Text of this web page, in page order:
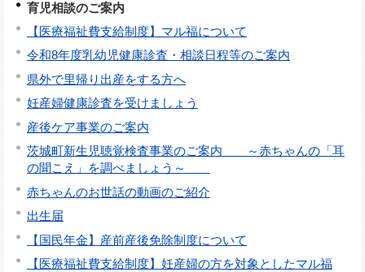
育児相談のご案内
【医療福祉費支給制度】マル福について
令和8年度乳幼児健康診査・相談日程等のご案内
県外で里帰り出産をする方へ
妊産婦健康診査を受けましょう
産後ケア事業のご案内
茨城町新生児聴覚検査事業のご案内 ～赤ちゃんの「耳
の聞こえ」を調べましょう～
赤ちゃんのお世話の動画のご紹介
出生届
【国民年金】産前産後免除制度について
【医療福祉費支給制度】妊産婦の方を対象としたマル福